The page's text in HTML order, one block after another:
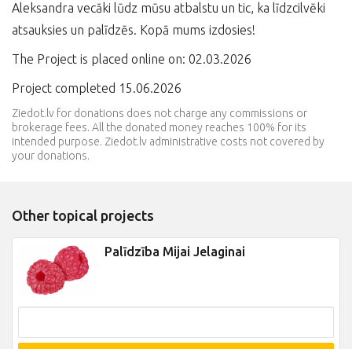
Aleksandra vecāki lūdz mūsu atbalstu un tic, ka līdzcilvēki
atsauksies un palīdzēs. Kopā mums izdosies!
The Project is placed online on: 02.03.2026
Project completed 15.06.2026
Ziedot.lv for donations does not charge any commissions or
brokerage fees. All the donated money reaches 100% for its
intended purpose. Ziedot.lv administrative costs not covered by
your donations.
Other topical projects
Palīdzība Mijai Jelaginai